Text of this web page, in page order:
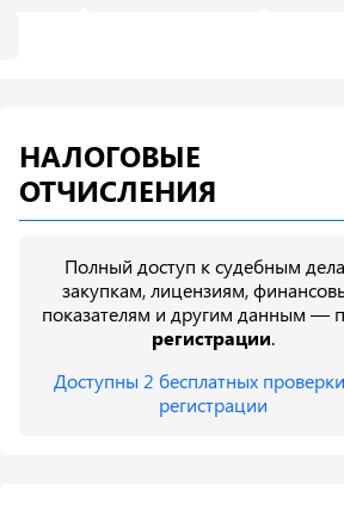
НАЛОГОВЫЕ
ОТЧИСЛЕНИЯ
Полный доступ к судебным
закупкам, лицензиям,
показателям и другим данным —
регистрации.
Доступны 2 бесплатных
регистрации